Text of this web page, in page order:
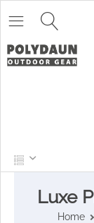
Luxe
Home